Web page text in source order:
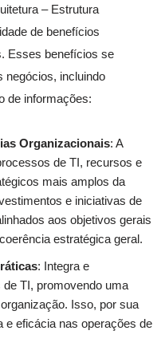
– Estrutura
de benefícios
Esses benefícios se
negócios, incluindo
de informações:
Organizacionais: A
de TI, recursos e
mais amplos da
e iniciativas de
aos objetivos gerais
estratégica geral.
: Integra e
TI, promovendo uma
Isso, por sua
e eficácia nas operações de